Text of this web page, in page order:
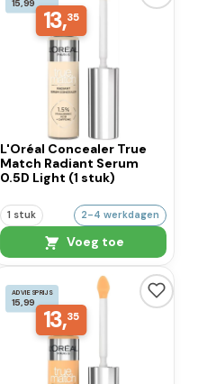
13,35
L'Oréal Concealer True
Match Radiant Serum
0.5D Light (1 stuk)
1 stuk 2-4 werkdagen
Voeg toe
ADVIESPRIJS
15,99
13,35